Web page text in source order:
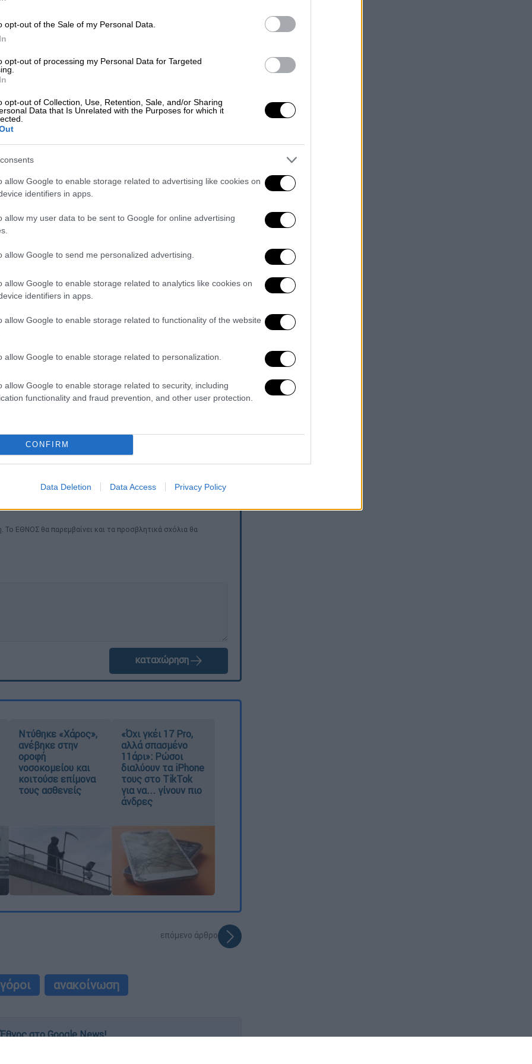
opt-out of the Sale of my Personal Data.
opt-out of processing my Personal Data for Targeted
opt-out of Collection, Use, Retention, Sale, and/or Sharing
Data that Is Unrelated with the Purposes for which it
allow Google to enable storage related to advertising like cookies on
identifiers in apps.
allow my user data to be sent to Google for online advertising
allow Google to send me personalized advertising.
allow Google to enable storage related to analytics like cookies on
identifiers in apps.
allow Google to enable storage related to functionality of the website
allow Google to enable storage related to personalization.
allow Google to enable storage related to security, including
functionality and fraud prevention, and other user protection.
CONFIRM
Data Deletion Data Access Privacy Policy
ξανά οι πύλες εισόδου
τουρίστα στη Σκιάθο και
Λινού αναφέρεται:
ότι από την προσεχή Δευτέρα,
πρώην Ειρηνοδικείου Αθηνών
πρόκειται να ενεργοποιηθούν τόσο
το φυλάκιο της οδού Δέγλερη, τα
δύναμη. Αυτό σημαίνει ότι η
(όπως και η αποχώρηση από εκεί)
Δικηγόρους, Δικαστικούς
μέσω των ανωτέρω φυλακίων, χωρίς να
σημεία εισόδου, τα οποία άμεσα
μέριμνα έχει ληφθεί για τη διευκόλυνση
τους, καθώς το φυλάκιο της οδού
χρήση εκείνων και των Δικαστικών
οι Δικηγόροι θα εισέρχονται
κατά τις πρώτες ημέρες εφαρμογής
Δικηγόροι να προσέρχονται
Αθηνών».
ΕΘΝΟΣ θα παρεμβαίνει και τα προσβλητικά σχόλια θα
καταχώρηση
Ντύθηκε «Χάρος»,
ανέβηκε στην
οροφή
νοσοκομείου και
κοιτούσε επίμονα
τους ασθενείς
«Όχι γκέι 17 Pro,
αλλά σπασμένο
11άρι»: Ρώσοι
διαλύουν τα iPhone
τους στο TikTok
για να... γίνουν πιο
άνδρες
επόμενο άρθρο
ανακοίνωση
στο Google News!